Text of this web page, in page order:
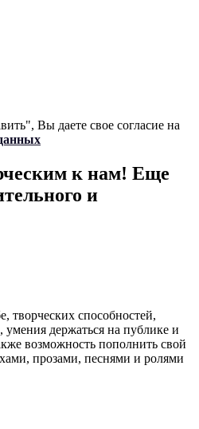
Вы даете свое согласие на
к нам! Еще
и
творческих способностей,
держаться на публике и
возможность пополнить свой
прозами, песнями и ролями